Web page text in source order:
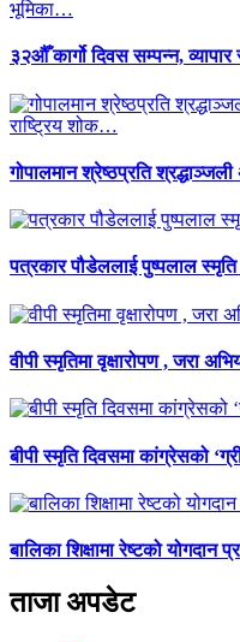
३२औँ कार्गो दिवस सम्पन्न,
गोपालमान श्रेष्ठप्रति
पत्रकार पौडेललाई पुष्पलाल स्मृति
वीपी स्मृतिमा वृक्षारोपण , जरा
बीपी स्मृति दिवसमा कांग्रेसको
बालिका शिक्षामा रेष्टको योगदान
ताजा अपडेट